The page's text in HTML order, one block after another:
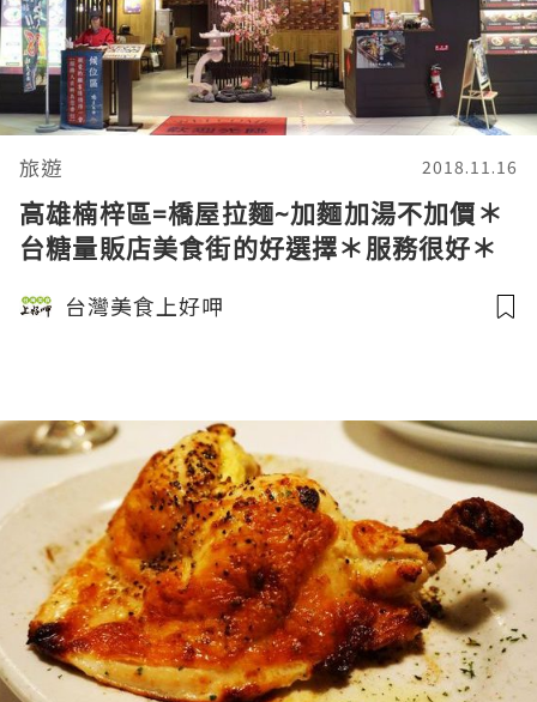
旅遊 2018.11.16
高雄楠梓區=橋屋拉麵~加麵加湯不加價＊
台糖量販店美食街的好選擇＊服務很好＊
台灣美食上好呷